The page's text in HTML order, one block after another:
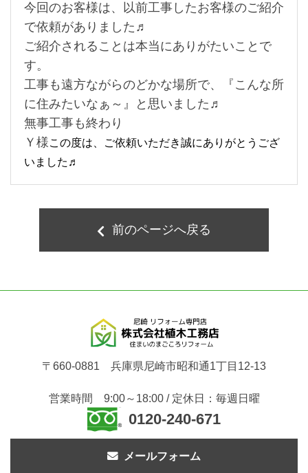
今回のお客様は、以前工事したお客様のご紹介
で依頼がありました♬
ご紹介されることは本当にありがたいことで
す。
工事も遠方ながらのどかな場所で、『こんな所
に住みたいなぁ～』と思いました♬
無事工事も終わり
Ｙ様この度は、ご依頼いただき誠にありがとうござ
いました♬
前のページへ戻る
〒660-0881 兵庫県尼崎市昭和通1丁目12-13
営業時間 9:00～18:00 / 定休日：毎週日曜
0120-240-671
メールフォーム